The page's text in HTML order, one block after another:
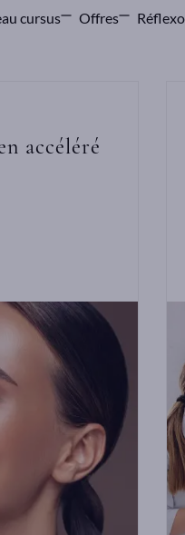
cursus Offres
accéléré